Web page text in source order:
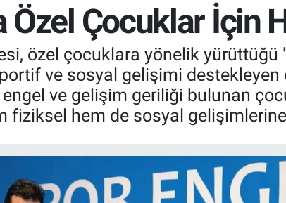
Özel Çocuklar İçin
özel çocuklara yönelik yürüttüğü
ve sosyal gelişimi
ve gelişim geriliği bulunan
fiziksel hem de sosyal gelişimlerine